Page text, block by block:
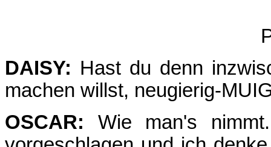
DAISY: Hast du denn
machen willst, neugierig-
OSCAR: Wie man's